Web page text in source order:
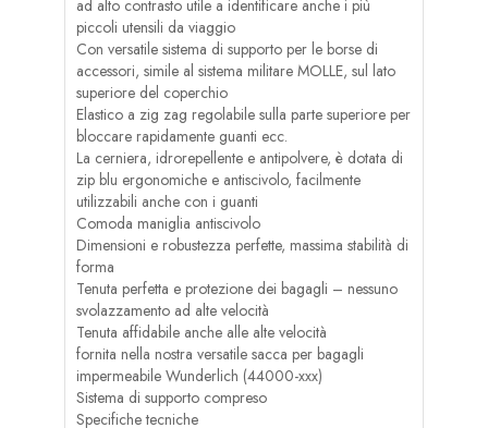
ad alto contrasto utile a identificare anche i più
piccoli utensili da viaggio
Con versatile sistema di supporto per le borse di
accessori, simile al sistema militare MOLLE, sul lato
superiore del coperchio
Elastico a zig zag regolabile sulla parte superiore per
bloccare rapidamente guanti ecc.
La cerniera, idrorepellente e antipolvere, è dotata di
zip blu ergonomiche e antiscivolo, facilmente
utilizzabili anche con i guanti
Comoda maniglia antiscivolo
Dimensioni e robustezza perfette, massima stabilità di
forma
Tenuta perfetta e protezione dei bagagli – nessuno
svolazzamento ad alte velocità
Tenuta affidabile anche alle alte velocità
fornita nella nostra versatile sacca per bagagli
impermeabile Wunderlich (44000-xxx)
Sistema di supporto compreso
Specifiche tecniche